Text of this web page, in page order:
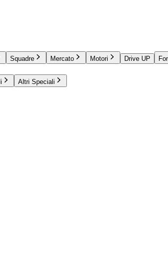
Squadre Mercato Motori Drive UP
Altri Speciali